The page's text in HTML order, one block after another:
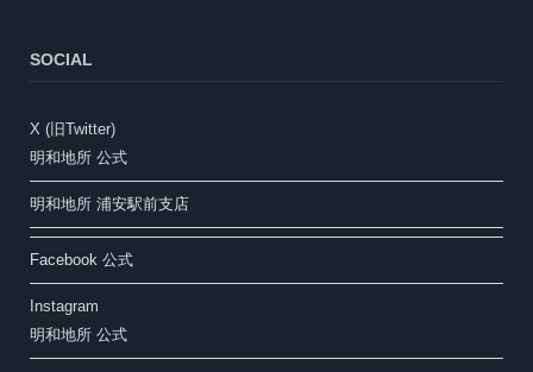
SOCIAL
X (旧Twitter)
明和地所 公式
明和地所 浦安駅前支店
Facebook 公式
Instagram
明和地所 公式